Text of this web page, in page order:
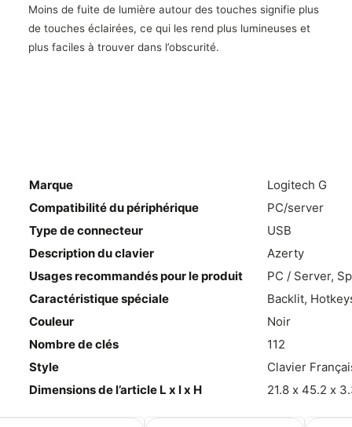
Moins de fuite de lumière autour des touches signifie plus
de touches éclairées, ce qui les rend plus lumineuses et
plus faciles à trouver dans l’obscurité.
Marque
Logitech G
Compatibilité du périphérique
PC/server
Type de connecteur
USB
Description du clavier
Azerty
Usages recommandés pour le produit
PC / Server,
Caractéristique spéciale
Backlit,
Couleur
Noir
Nombre de clés
112
Style
Clavier
Dimensions de l’article L x l x H
21.8 x 45.2 x